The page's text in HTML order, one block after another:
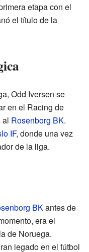
etapa con el
el título de la
Odd Iversen se
en el Racing de
al Rosenborg BK.
IF, donde una vez
de la liga.
BKantes de
era el
de Noruega.
legado en el fútbol